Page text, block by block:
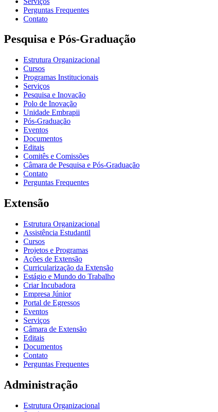
Perguntas Frequentes
Contato
Pesquisa e Pós-Graduação
Estrutura Organizacional
Cursos
Programas Institucionais
Serviços
Pesquisa e Inovação
Polo de Inovação
Unidade Embrapii
Pós-Graduação
Eventos
Documentos
Editais
Comitês e Comissões
Câmara de Pesquisa e Pós-Graduação
Contato
Perguntas Frequentes
Extensão
Estrutura Organizacional
Assistência Estudantil
Cursos
Projetos e Programas
Ações de Extensão
Curricularização da Extensão
Estágio e Mundo do Trabalho
Criar Incubadora
Empresa Júnior
Portal de Egressos
Eventos
Serviços
Câmara de Extensão
Editais
Documentos
Contato
Perguntas Frequentes
Administração
Estrutura Organizacional